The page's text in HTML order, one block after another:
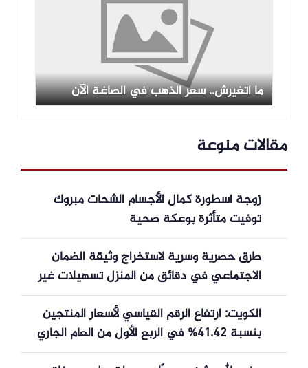
ما اتغيرش.. سعر الذهب في الصاغة الآن
مقالات منوعة
زوجة أسطورة كمال الأجسام الشحات مبروك
توفيت متأثرة بوعكة صحية
طرق حصرية وسرية لاستخراج وثيقة الضمان
الاجتماعي في دقائق من المنزل تسهيلات غير
معروفة بنسبة كبيرة من السعوديين
الكويت: ارتفاع الرقم القياسي لأسعار المنتجين
بنسبة 41.42% في الربع الأول من العام الجاري